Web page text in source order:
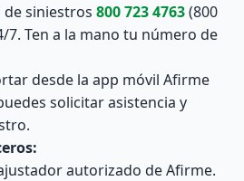
de siniestros 800 723 4763(800
7. Ten a la mano tu número de
desde la app móvil Afirme
solicitar asistencia y
autorizado de Afirme.